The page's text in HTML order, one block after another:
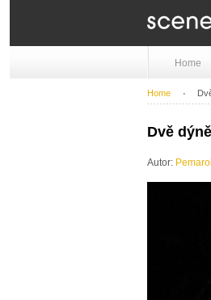
Home
Home
Dvě dýně
Autor: Pemaroll